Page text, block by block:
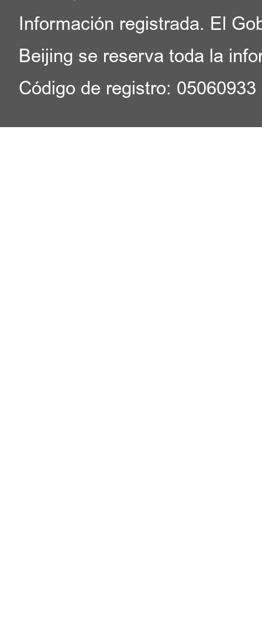
Información registrada. El
Beijing se reserva toda la
Código de registro: 05060933